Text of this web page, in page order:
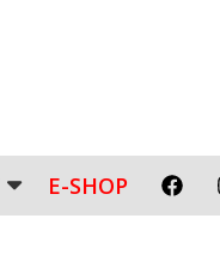
E-SHOP